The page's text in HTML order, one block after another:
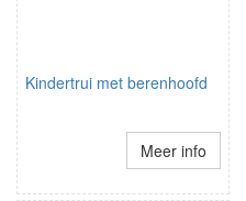
Kindertrui met berenhoofd
Meer info